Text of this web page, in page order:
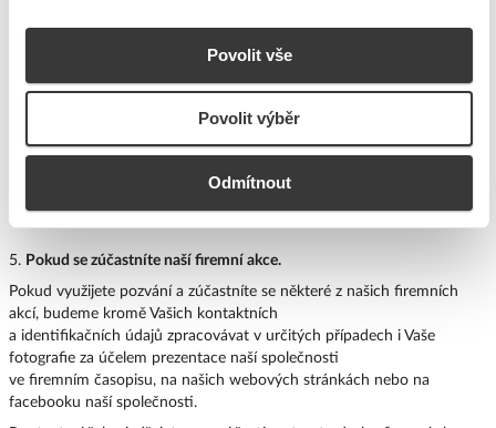
Povolit vše
Povolit výběr
Odmítnout
smlouvě, můžeme toto zpracování realizovat na základě plnění
této objednávky nebo smlouvy;
evidence vašich požadavků, abychom je mohli kontrolovat, že je
nás touto cestou objednáte nějaké
zboží nebo uplatníte reklamaci;
jejich analýzy pro zlepšování kvality našich služeb.
5. Pokud se zúčastníte naší firemní akce.
Pokud využijete pozvání a zúčastníte se některé z našich firemních
akcí, budeme kromě Vašich kontaktních
a identifikačních údajů zpracovávat v určitých případech i Vaše
fotografie za účelem prezentace naší společnosti
ve firemním časopisu, na našich webových stránkách nebo na
facebooku naší společnosti.